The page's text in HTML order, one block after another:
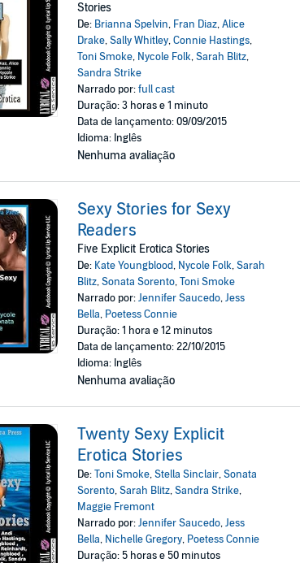
Stories
De: Brianna Spelvin, Fran Diaz,Alice
Drake,Sally Whitley,Connie Hastings,
Toni Smoke, Nycole Folk,Sarah Blitz,
Sandra Strike
Narrado por:full cast
Duração: 3 horas e 1 minuto
Data de lançamento: 09/09/2015
Idioma: Inglês
Nenhuma avaliação
Sexy Stories for Sexy
Readers
Five Explicit Erotica Stories
De: Kate Youngblood, Nycole Folk,Sarah
Blitz,Sonata Sorento,Toni Smoke
Narrado por:Jennifer Saucedo,Jess
Bella, Poetess Connie
Duração: 1 hora e 12 minutos
Data de lançamento: 22/10/2015
Idioma: Inglês
Nenhuma avaliação
Twenty Sexy Explicit
Erotica Stories
De:Toni Smoke,Stella Sinclair,Sonata
Sorento,Sarah Blitz,Sandra Strike,
Maggie Fremont
Narrado por:Jennifer Saucedo,Jess
Bella, Nichelle Gregory, Poetess Connie
Duração: 5 horas e 50 minutos